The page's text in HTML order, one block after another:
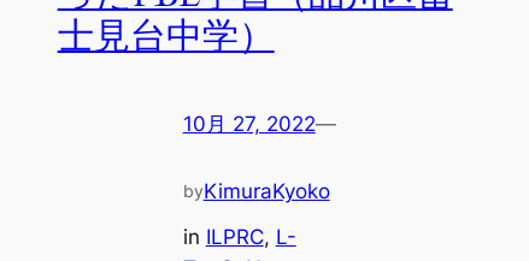
士見台中学）
10月 27, 2022—
byKimuraKyoko
in ILPRC, L-